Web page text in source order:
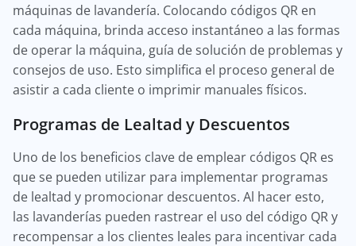
máquinas de lavandería. Colocando códigos QR en
cada máquina, brinda acceso instantáneo a las formas
de operar la máquina, guía de solución de problemas y
consejos de uso. Esto simplifica el proceso general de
asistir a cada cliente o imprimir manuales físicos.
Programas de Lealtad y Descuentos
Uno de los beneficios clave de emplear códigos QR es
que se pueden utilizar para implementar programas
de lealtad y promocionar descuentos. Al hacer esto,
las lavanderías pueden rastrear el uso del código QR y
recompensar a los clientes leales para incentivar cada